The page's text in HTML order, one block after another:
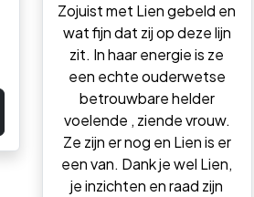
Zojuist met Lien gebeld en
wat fijn dat zij op deze lijn
zit. In haar energie is ze
een echte ouderwetse
betrouwbare helder
voelende , ziende vrouw.
Ze zijn er nog en Lien is er
een van. Dank je wel Lien,
je inzichten en raad zijn